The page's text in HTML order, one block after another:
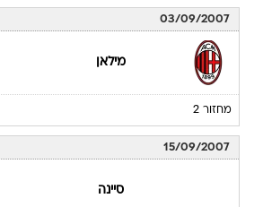
03/09/2007
מילאן
מחזור 2
15/09/2007
סיינה